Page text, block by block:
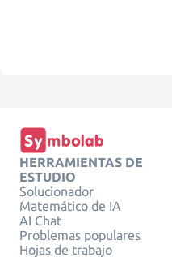
HERRAMIENTAS DE
ESTUDIO
Solucionador
Matemático de IA
AI Chat
Problemas populares
Hojas de trabajo